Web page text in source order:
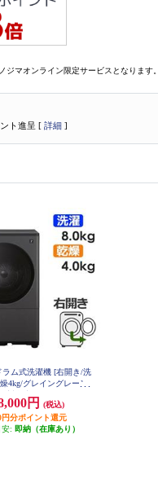
マオンライン限定サービスとなります。
ト進呈 [ 詳細 ]
ラム式洗濯機 [右開き/洗
4kg/グレイングレー］
円
(税込)
円分ポイント還元
: 即納（在庫あり）